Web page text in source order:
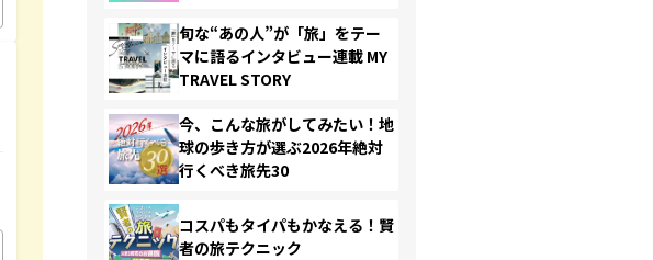
旬な“あの人”が「旅」をテー
マに語るインタビュー連載 MY
TRAVEL STORY
今、こんな旅がしてみたい！地
球の歩き方が選ぶ2026年絶対
行くべき旅先30
コスパもタイパもかなえる！賢
者の旅テクニック